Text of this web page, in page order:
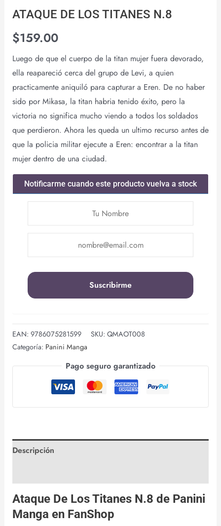
ATAQUE DE LOS TITANES N.8
$159.00
Luego de que el cuerpo de la titan mujer fuera devorado,
ella reapareció cerca del grupo de Levi, a quien
practicamente aniquiló para capturar a Eren. De no haber
sido por Mikasa, la titan habria tenido éxito, pero la
victoria no significa mucho viendo a todos los soldados
que perdieron. Ahora les queda un ultimo recurso antes de
que la policia militar ejecute a Eren: encontrar a la titan
mujer dentro de una ciudad.
Notificarme cuando este producto vuelva a stock
EAN: 9786075281599 SKU: QMAOT008
Categoría: Panini Manga
Pago seguro garantizado
Descripción
Ataque De Los Titanes N.8 de Panini
Manga en FanShop